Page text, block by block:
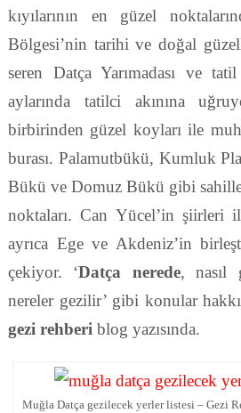
kıyılarının en güzel
Bölgesi’nin tarihi ve doğal
seren Datça Yarımadası ve
aylarında tatilci akınına
birbirinden güzel koyları ile
burası. Palamutbükü, Kumluk
Bükü ve Domuz Bükü gibi
noktaları. Can Yücel’in şiirleri
ayrıca Ege ve Akdeniz’in
çekiyor. ‘Datça nerede, nasıl
nereler gezilir’ gibi konular
gezi rehberi blog yazısında.
Muğla Datça gezilecek yerler listesi – Gezi